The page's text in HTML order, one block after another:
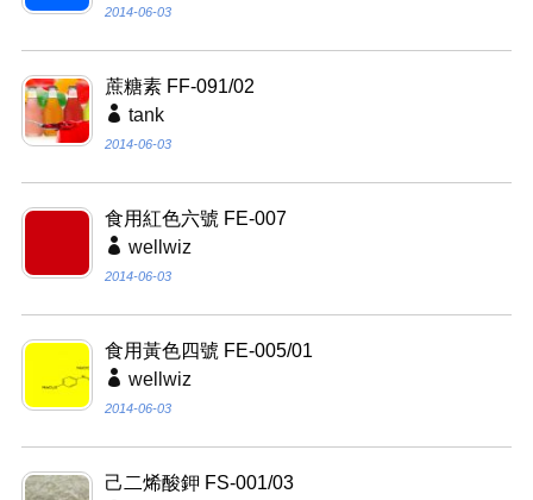
2014-06-03
蔗糖素 FF-091/02
tank
2014-06-03
食用紅色六號 FE-007
wellwiz
2014-06-03
食用黃色四號 FE-005/01
wellwiz
2014-06-03
己二烯酸鉀 FS-001/03